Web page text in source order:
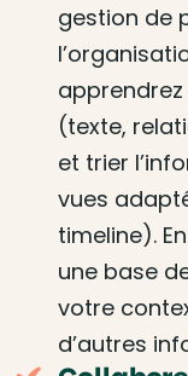
gestion de
(texte,
et trier
vues
timeline).
une base
votre
d’autres